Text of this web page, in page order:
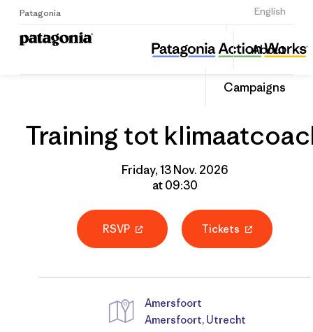
Patagonia English
Sign Up
About
Campaigns
Training tot klimaatcoach
Share
this
Share
Training tot
Friday, 13 Nov. 2026
at 09:30
RSVP Tickets
Amersfoort
Amersfoort, Utrecht